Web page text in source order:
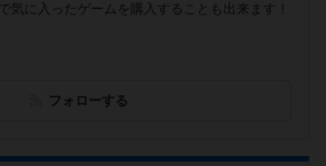
気に入ったゲームを購入することも出来ます！
フォローする